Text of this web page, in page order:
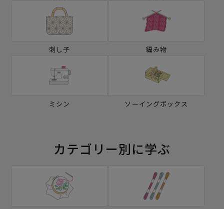
刺し子 編み物
ミシン ソーイングボックス
カテゴリー別に学ぶ